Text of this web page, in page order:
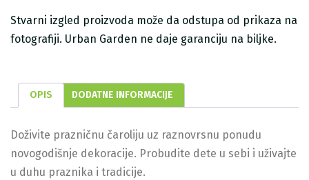
Stvarni izgled proizvoda može da odstupa od prikaza na
fotografiji. Urban Garden ne daje garanciju na biljke.
OPIS DODATNE INFORMACIJE
Doživite prazničnu čaroliju uz raznovrsnu ponudu
novogodišnje dekoracije. Probudite dete u sebi i uživajte
u duhu praznika i tradicije.